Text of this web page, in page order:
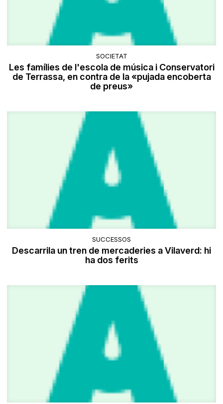
SOCIETAT
Les famílies de l'escola de música i Conservatori
de Terrassa, en contra de la «pujada encoberta
de preus»
SUCCESSOS
Descarrila un tren de mercaderies a Vilaverd: hi
ha dos ferits